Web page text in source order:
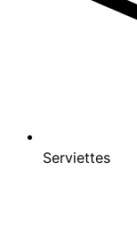
Serviettes